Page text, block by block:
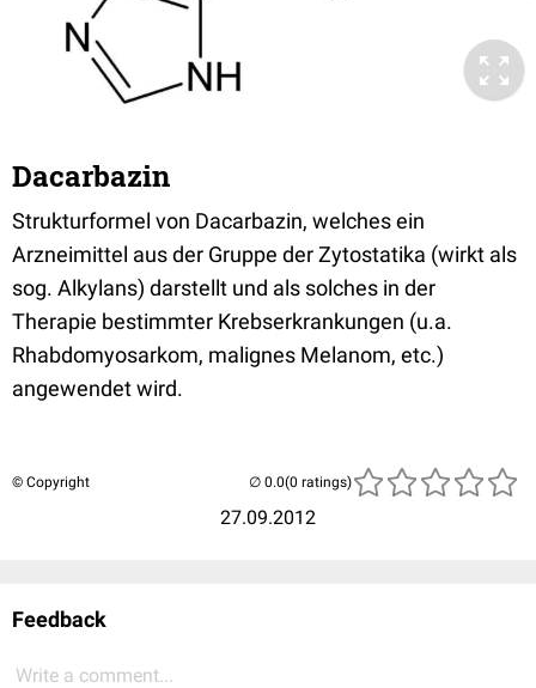
Dacarbazin
Strukturformel von Dacarbazin, welches ein
Arzneimittel aus der Gruppe der Zytostatika (wirkt als
sog. Alkylans) darstellt und als solches in der
Therapie bestimmter Krebserkrankungen (u.a.
Rhabdomyosarkom, malignes Melanom, etc.)
angewendet wird.
© Copyright
27.09.2012
(0 ratings)
Feedback
Write a comment...